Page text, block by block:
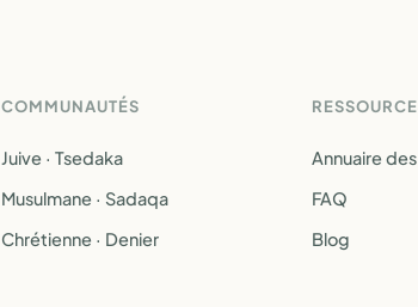
COMMUNAUTÉS
Juive · Tsedaka
Musulmane · Sadaqa
Chrétienne · Denier
Annuaire
FAQ
Blog